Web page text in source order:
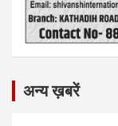
अन्य ख़बरें